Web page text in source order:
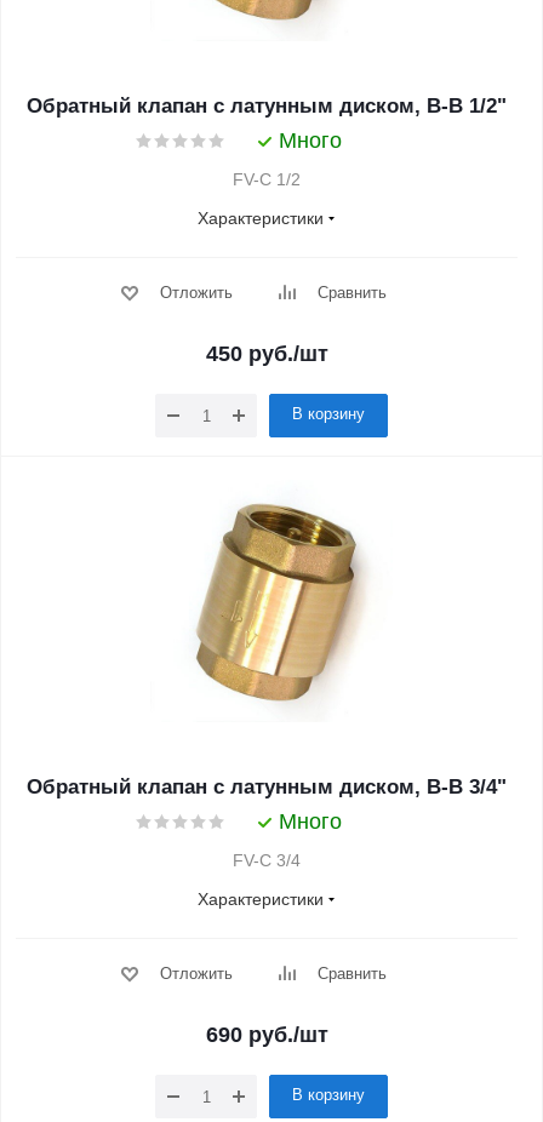
Обратный клапан с латунным диском, В-В 1/2"
Много
FV-C 1/2
Характеристики
Отложить Сравнить
450 руб./шт
В корзину
Обратный клапан с латунным диском, В-В 3/4"
Много
FV-C 3/4
Характеристики
Отложить Сравнить
690 руб./шт
В корзину